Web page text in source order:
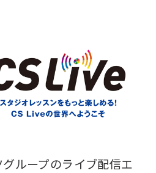
ループのライブ配信エ